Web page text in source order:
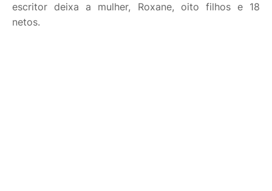
escritor deixa a mulher, Roxane, oito filhos e 18
netos.